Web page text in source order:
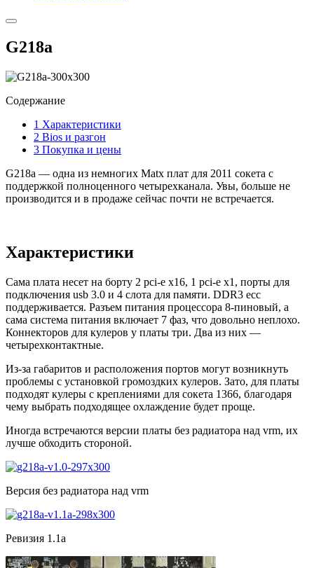
G218a
Содержание
1 Характеристики
2 Bios и разгон
3 Покупка и цены
G218a — одна из немногих Matx плат для 2011 сокета с
поддержкой полноценного четырехканала. Увы, больше не
производится и в продаже сейчас почти не встречается.
Характеристики
Сама плата несет на борту 2 pci-e x16, 1 pci-e x1, порты для
подключения usb 3.0 и 4 слота для памяти. DDR3 ecc
поддерживается. Разъем питания процессора 8-пиновый, а
сама система питания включает 7 фаз, что довольно неплохо.
Коннекторов для кулеров у платы три. Два из них —
четырехконтактные.
Из-за габаритов и расположения портов могут возникнуть
проблемы с установкой громоздких кулеров. Зато, для платы
подходят кулеры с креплениями для сокета 1366, благодаря
чему выбрать подходящее охлаждение будет проще.
Иногда встречаются версии платы без радиатора над vrm, их
лучше обходить стороной.
Версия без радиатора над vrm
Ревизия 1.1a